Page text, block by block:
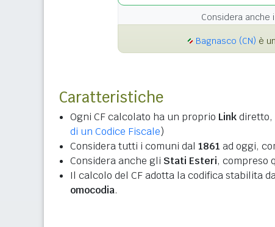
Considera anche i
Bagnasco (CN) è
Caratteristiche
Ogni CF calcolato ha un proprio Linkdiretto,
di un Codice Fiscale)
Considera tutti i comuni dal 1861 ad oggi,
Considera anche gli Stati Esteri, compreso
Il calcolo del CF adotta la codifica stabilita
omocodia.